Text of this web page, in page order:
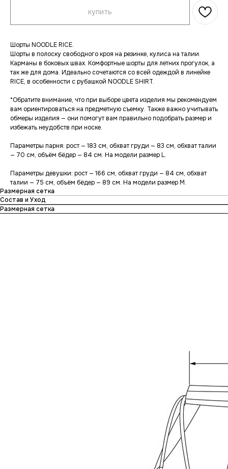
купить
Шорты NOODLERICE.
Шорты в полоску свободного кроя на резинке, кулиса на талии.
Карманы в боковых швах. Комфортные шорты для летних прогулок, а
так же для дома. Идеально сочетаются со всей одеждой в линейке
RICE, в особенности с рубашкой NOODLE SHIRT.
*Обратите внимание, что при выборе цвета изделия мы рекомендуем
вам ориентироваться на предметную съемку. Также важно учитывать
обмеры изделия — они помогут вам правильно подобрать размер и
избежать неудобств при носке.
Параметры парня: рост — 183 см, обхват груди — 83 см, обхват талии
— 70 см, объём бёдер — 84 см. На модели размер L.
Параметры девушки: рост — 166 см, обхват груди — 84 см, обхват
талии — 75 см, объём бёдер — 89 см. На модели размер M.
Размерная сетка
Состав и Уход
Размерная сетка